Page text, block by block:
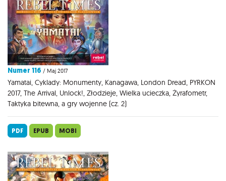
Numer 116 / Maj 2017
Yamatai, Cyklady: Monumenty, Kanagawa, London Dread, PYRKON
2017, The Arrival, Unlock!, Złodzieje, Wielka ucieczka, Żyrafometr,
Taktyka bitewna, a gry wojenne (cz. 2)
PDF EPUB MOBI